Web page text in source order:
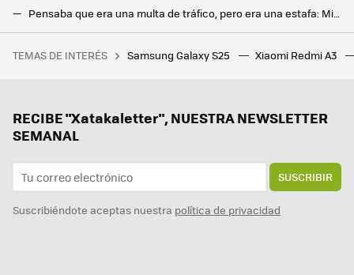
La verificación en dos pasos es imprescindible. Esta app open source me ofrece lo que no consigue Google
La NASA los encerró un año simulando la vida en Marte y ahora les han preguntado a qué han dedicado el tiempo. Hubo mucho juego de estrategia en PS4
TEMAS DE INTERÉS Samsung Galaxy S25 Xiaomi Redmi A3
RECIBE "Xatakaletter", NUESTRA NEWSLETTER
SEMANAL
SUSCRIBIR
Suscribiéndote aceptas nuestra política de privacidad